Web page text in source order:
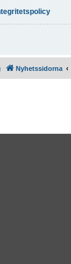
Nyhetssidorna